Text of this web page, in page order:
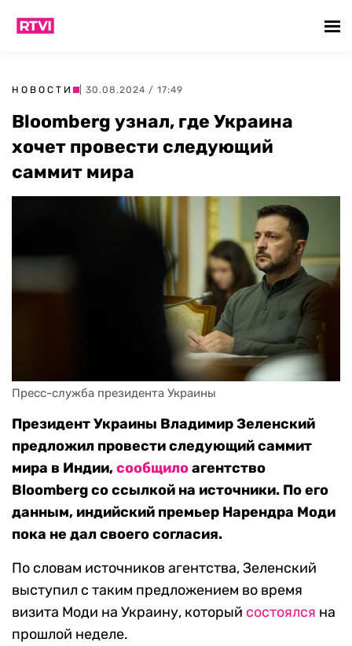
НОВОСТИ | 30.08.2024 / 17:49
Bloomberg узнал, где Украина
хочет провести следующий
саммит мира
Пресс-служба президента Украины
Президент Украины Владимир Зеленский
предложил провести следующий саммит
мира в Индии,сообщилоагентство
Bloomberg со ссылкой на источники. По его
данным, индийский премьер Нарендра Моди
пока не дал своего согласия.
По словам источников агентства, Зеленский
выступил с таким предложением во время
визита Моди на Украину, который состоялся на
прошлой неделе.